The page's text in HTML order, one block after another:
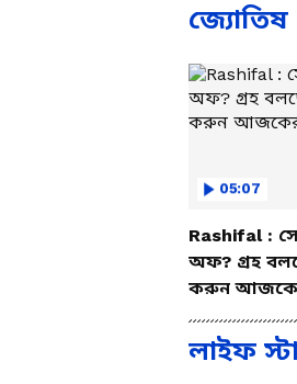
জ্যোতিষ
05:07
Rashifal :
অফ? গ্রহ
করুন
লাইফ